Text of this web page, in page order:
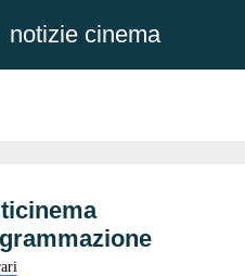
notizie cinema